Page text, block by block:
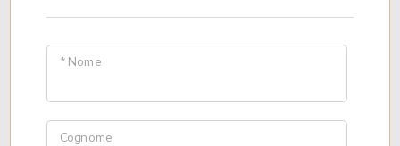
* Nome
Cognome